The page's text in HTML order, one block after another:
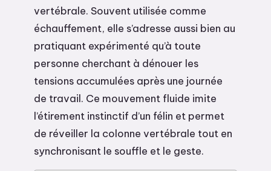
vertébrale. Souvent utilisée comme
échauffement, elle s’adresse aussi bien au
pratiquant expérimenté qu’à toute
personne cherchant à dénouer les
tensions accumulées après une journée
de travail. Ce mouvement fluide imite
l’étirement instinctif d’un félin et permet
de réveiller la colonne vertébrale tout en
synchronisant le souffle et le geste.